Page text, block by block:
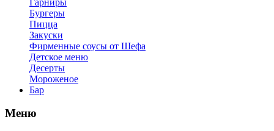
Бургеры
Пицца
Закуски
Фирменные соусы от Шефа
Детское меню
Десерты
Мороженое
Бар
Меню